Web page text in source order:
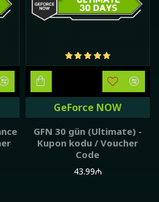
GeForce NOW
GFN 30 gün (Ultimate) -
Kupon kodu / Voucher
Code
43.99₼